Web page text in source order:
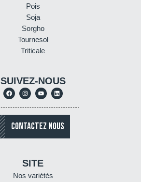
Pois
Soja
Sorgho
Tournesol
Triticale
SUIVEZ-NOUS
CONTACTEZ NOUS
SITE
Nos variétés